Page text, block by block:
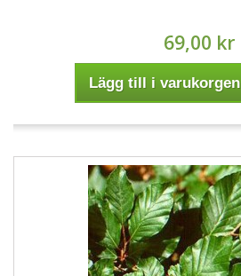
69,00 kr
Lägg till i varukorgen